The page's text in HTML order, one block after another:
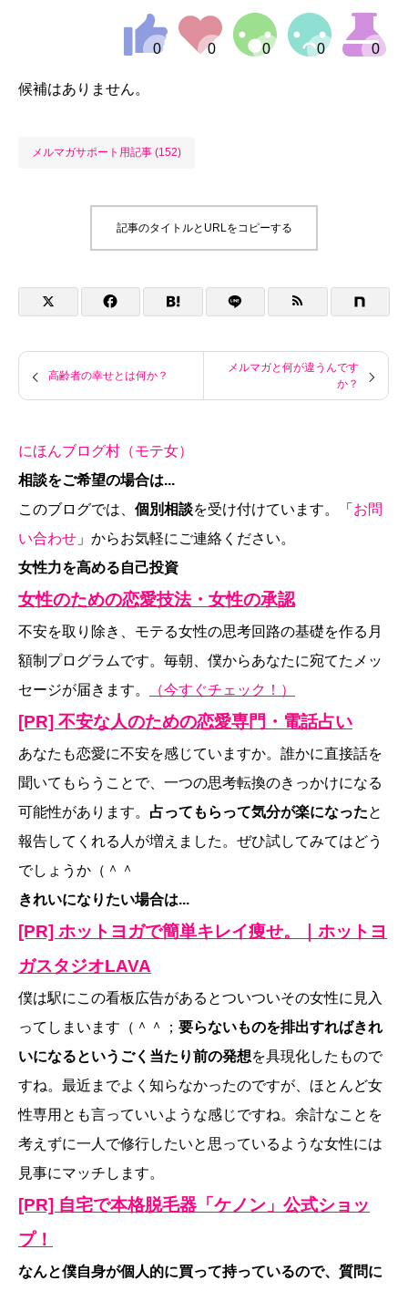
候補はありません。
メルマガサポート用記事 (152)
記事のタイトルとURLをコピーする
高齢者の幸せとは何か？
メルマガと何が違うんです
か？
にほんブログ村（モテ女）
相談をご希望の場合は...
このブログでは、 個別相談を受け付けています。「 お問
い合わせ 」からお気軽にご連絡ください。
女性力を高める自己投資
女性のための恋愛技法・女性の承認
不安を取り除き、モテる女性の思考回路の基礎を作る月
額制プログラムです。毎朝、僕からあなたに宛てたメッ
セージが届きます。
（今すぐチェック！）
[PR] 不安な人のための恋愛専門・電話占い
あなたも恋愛に不安を感じていますか。誰かに直接話を
聞いてもらうことで、一つの思考転換のきっかけになる
可能性があります。 占ってもらって気分が楽になったと
報告してくれる人が増えました。ぜひ試してみてはどう
でしょうか（＾＾
きれいになりたい場合は...
[PR] ホットヨガで簡単キレイ痩せ。｜ホットヨ
ガスタジオLAVA
僕は駅にこの看板広告があるとついついその女性に見入
ってしまいます（＾＾； 要らないものを排出すればきれ
いになるというごく当たり前の発想を具現化したもので
すね。最近までよく知らなかったのですが、ほとんど女
性専用とも言っていいような感じですね。余計なことを
考えずに一人で修行したいと思っているような女性には
見事にマッチします。
[PR] 自宅で本格脱毛器「ケノン」公式ショッ
プ！
なんと僕自身が個人的に買って持っているので、質問に